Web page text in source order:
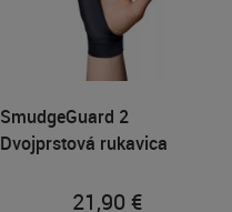
SmudgeGuard 2
Dvojprstová rukavica
21,90 €